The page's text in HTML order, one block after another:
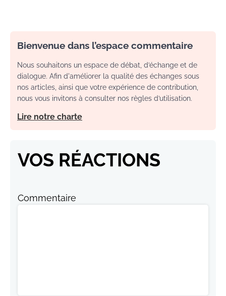
Bienvenue dans l’espace commentaire
Nous souhaitons un espace de débat, d’échange et de
dialogue. Afin d'améliorer la qualité des échanges sous
nos articles, ainsi que votre expérience de contribution,
nous vous invitons à consulter nos règles d’utilisation.
Lire notre charte
VOS RÉACTIONS
Commentaire